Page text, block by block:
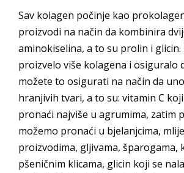
Sav kolagen počinje kao
proizvodi na način da kombinira
aminokiselina, a to su prolin i
proizvelo više kolagena i osiguralo
možete to osigurati na način da
hranjivih tvari, a to su: vitamin C
pronaći najviše u agrumima, zatim
možemo pronaći u bjelanjcima,
proizvodima, gljivama, šparogama,
pšeničnim klicama, glicin koji se